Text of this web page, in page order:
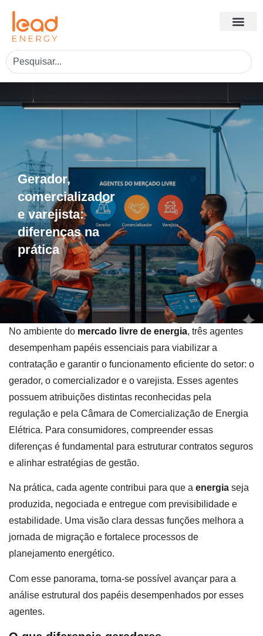
Gerador,
comercializador
e varejista:
diferenças na
prática
No ambiente do mercado livre de energia, três agentes
desempenham papéis essenciais para viabilizar a
contratação e garantir o funcionamento eficiente do setor: o
gerador, o comercializador e o varejista. Esses agentes
possuem atribuições distintas reconhecidas pela
regulação e pela Câmara de Comercialização de Energia
Elétrica. Para consumidores, compreender essas
diferenças é fundamental para estruturar contratos seguros
e alinhar estratégias de gestão.
Na prática, cada agente contribui para que a energia seja
produzida, negociada e entregue com previsibilidade e
estabilidade. Uma visão clara dessas funções melhora a
jornada de migração e fortalece processos de
planejamento energético.
Com esse panorama, torna-se possível avançar para a
análise estrutural dos papéis desempenhados por esses
agentes.